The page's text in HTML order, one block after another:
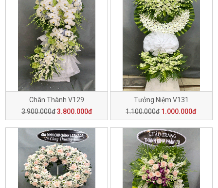
Chân Thành V129
3.900.000đ 3.800.000đ
Tưởng Niệm V131
1.100.000đ 1.000.000đ